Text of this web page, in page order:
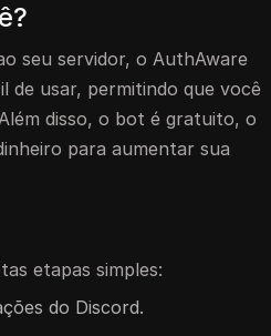
seu servidor, o AuthAware
de usar, permitindo que você
disso, o bot é gratuito, o
para aumentar sua
etapas simples:
do Discord.